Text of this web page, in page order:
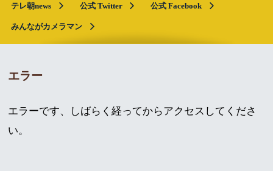
テレ朝news 公式 Twitter 公式 Facebook
みんながカメラマン
エラー
エラーです、しばらく経ってからアクセスしてくださ
い。